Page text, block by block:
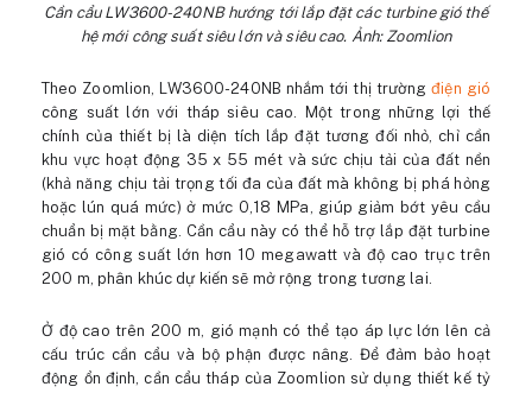
Cần cẩu LW3600-240NB hướng tới lắp đặt các turbine gió thế
hệ mới công suất siêu lớn và siêu cao. Ảnh: Zoomlion
Theo Zoomlion, LW3600-240NB nhắm tới thị trườngđiện gió
công suất lớn với tháp siêu cao. Một trong những lợi thế
chính của thiết bị là diện tích lắp đặt tương đối nhỏ, chỉ cần
khu vực hoạt động 35 x 55 mét và sức chịu tải của đất nền
(khả năng chịu tải trọng tối đa của đất mà không bị phá hỏng
hoặc lún quá mức) ở mức 0,18 MPa, giúp giảm bớt yêu cầu
chuẩn bị mặt bằng. Cần cẩu này có thể hỗ trợ lắp đặt turbine
gió có công suất lớn hơn 10 megawatt và độ cao trục trên
200 m, phân khúc dự kiến sẽ mở rộng trong tương lai.
Ở độ cao trên 200 m, gió mạnh có thể tạo áp lực lớn lên cả
cấu trúc cần cẩu và bộ phận được nâng. Để đảm bảo hoạt
động ổn định, cần cẩu tháp của Zoomlion sử dụng thiết kế tỷ